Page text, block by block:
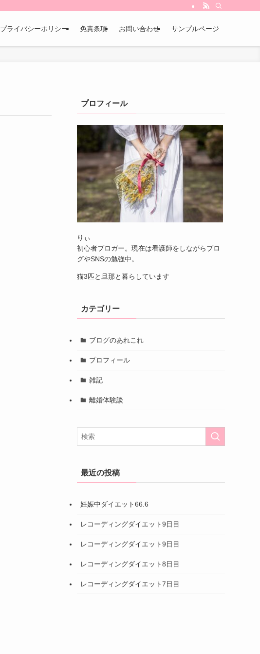
プライバシーポリシー 免責条項 お問い合わせ サンプルページ
プロフィール
りぃ
初心者ブロガー。現在は看護師をしながらブロ
グやSNSの勉強中。
猫3匹と旦那と暮らしています
カテゴリー
ブログのあれこれ
プロフィール
雑記
離婚体験談
最近の投稿
妊娠中ダイエット66.6
レコーディングダイエット9日目
レコーディングダイエット9日目
レコーディングダイエット8日目
レコーディングダイエット7日目